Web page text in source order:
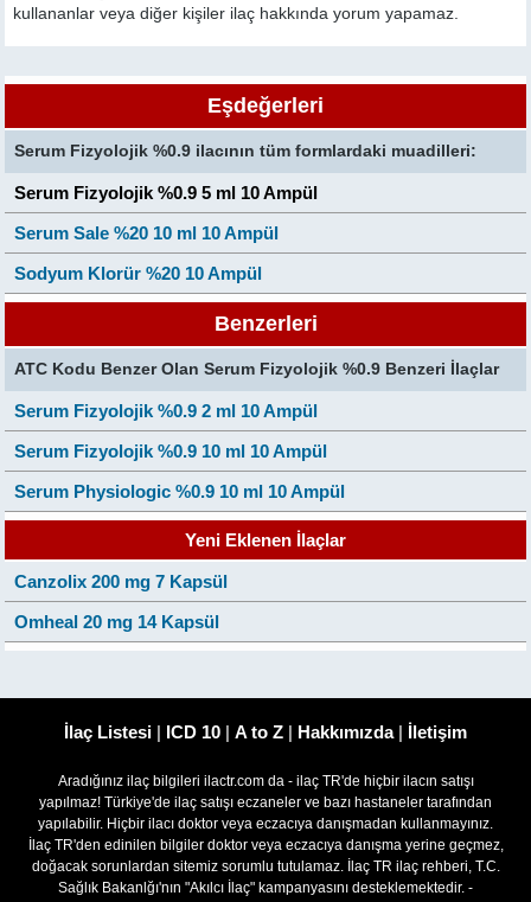
kullananlar veya diğer kişiler ilaç hakkında yorum yapamaz.
Eşdeğerleri
Serum Fizyolojik %0.9 ilacının tüm formlardaki muadilleri:
Serum Fizyolojik %0.9 5 ml 10 Ampül
Serum Sale %20 10 ml 10 Ampül
Sodyum Klorür %20 10 Ampül
Benzerleri
ATC Kodu Benzer Olan Serum Fizyolojik %0.9 Benzeri İlaçlar
Serum Fizyolojik %0.9 2 ml 10 Ampül
Serum Fizyolojik %0.9 10 ml 10 Ampül
Serum Physiologic %0.9 10 ml 10 Ampül
Yeni Eklenen İlaçlar
Canzolix 200 mg 7 Kapsül
Omheal 20 mg 14 Kapsül
İlaç Listesi | ICD 10 | A to Z | Hakkımızda| İletişim
Aradığınız ilaç bilgileri ilactr.com da - ilaç TR'de hiçbir ilacın satışı
yapılmaz! Türkiye'de ilaç satışı eczaneler ve bazı hastaneler tarafından
yapılabilir. Hiçbir ilacı doktor veya eczacıya danışmadan kullanmayınız.
İlaç TR'den edinilen bilgiler doktor veya eczacıya danışma yerine geçmez,
doğacak sorunlardan sitemiz sorumlu tutulamaz. İlaç TR ilaç rehberi, T.C.
Sağlık Bakanlğı'nın "Akılcı İlaç" kampanyasını desteklemektedir. -